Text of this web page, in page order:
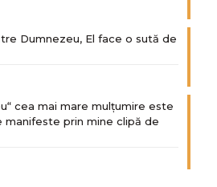
Dumnezeu, El face o sută de
cea mai mare mulțumire este
manifeste prin mine clipă de